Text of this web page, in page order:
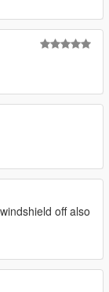
SS\testing\etc...
ME
off also